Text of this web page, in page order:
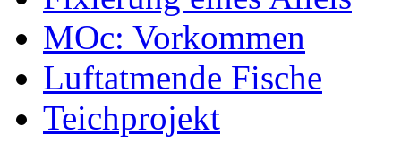
MOc: Vorkommen
Luftatmende Fische
Teichprojekt